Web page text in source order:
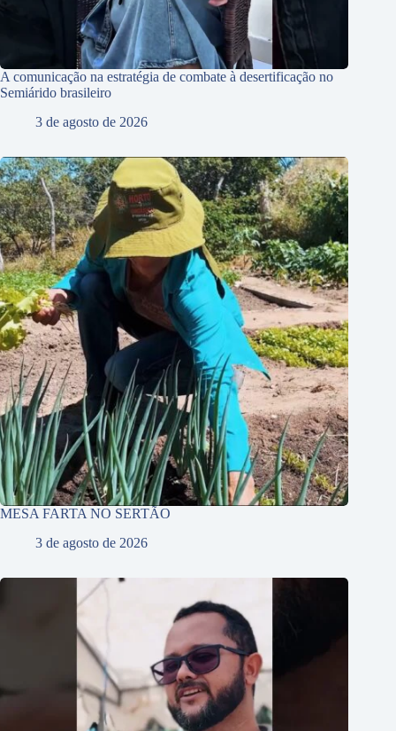
A comunicação na estratégia de combate à desertificação no
Semiárido brasileiro
3 de agosto de 2026
MESA FARTA NO SERTÃO
3 de agosto de 2026